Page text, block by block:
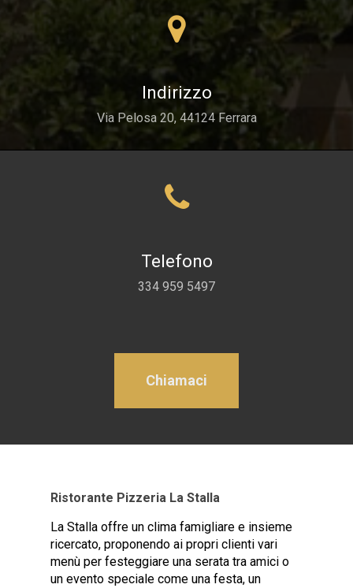
Indirizzo
Via Pelosa 20, 44124 Ferrara
Telefono
334 959 5497
Chiamaci
Ristorante Pizzeria La Stalla
La Stalla offre un clima famigliare e insieme
ricercato, proponendo ai propri clienti vari
menù per festeggiare una serata tra amici o
un evento speciale come una festa, un